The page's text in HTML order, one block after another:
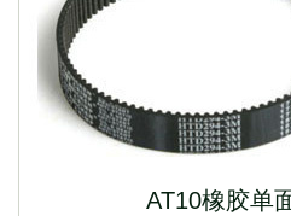
AT10橡胶单